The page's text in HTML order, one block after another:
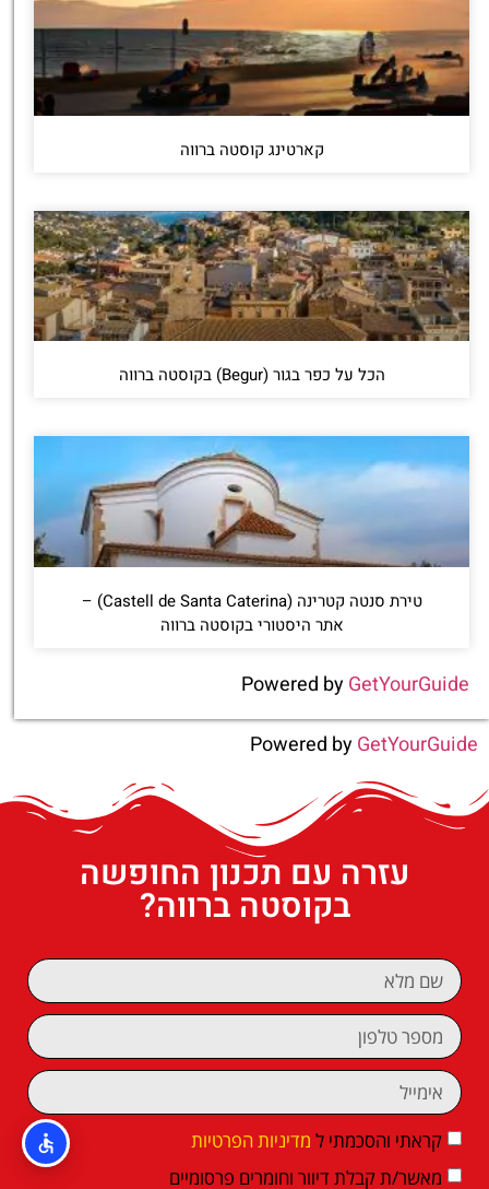
קארטינג קוסטה ברווה
הכל על כפר בגור (Begur) בקוסטה ברווה
טירת סנטה קטרינה (Castell de Santa Caterina) –
אתר היסטורי בקוסטה ברווה
Powered byGetYourGuide
Powered byGetYourGuide
עזרה עם תכנון החופשה
בקוסטה ברווה?
קראתי והסכמתי ל מדיניות הפרטיות
מאשר/ת קבלת דיוור וחומרים פרסומיים